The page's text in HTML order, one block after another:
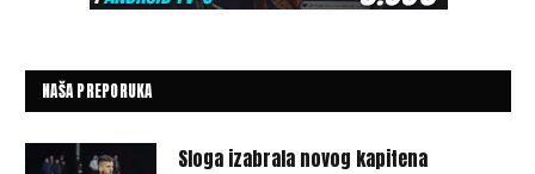
NAŠA PREPORUKA
Sloga izabrala novog kapitena